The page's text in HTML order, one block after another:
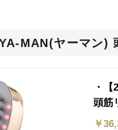
MAN(ヤーマン)
・
頭筋
￥